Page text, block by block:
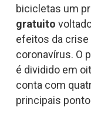
bicicletas um
gratuito
efeitos da crise
coronavírus. O
é dividido em
conta com
principais